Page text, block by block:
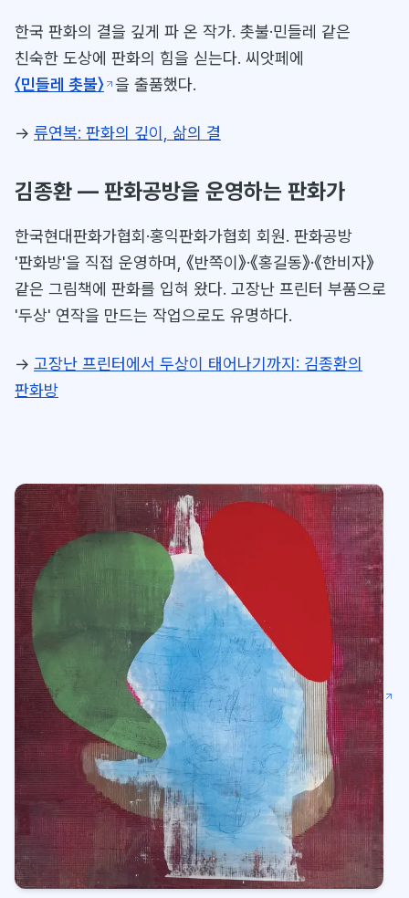
한국 판화의 결을 깊게 파 온 작가. 촛불·민들레 같은
친숙한 도상에 판화의 힘을 싣는다. 씨앗페에
〈민들레 촛불〉 을 출품했다.
→ 류연복: 판화의 깊이, 삶의 결
김종환 — 판화공방을 운영하는 판화가
한국현대판화가협회·홍익판화가협회 회원. 판화공방
'판화방'을 직접 운영하며, 《반쪽이》·《홍길동》·《한비자》
같은 그림책에 판화를 입혀 왔다. 고장난 프린터 부품으로
'두상' 연작을 만드는 작업으로도 유명하다.
→ 고장난 프린터에서 두상이 태어나기까지: 김종환의
판화방